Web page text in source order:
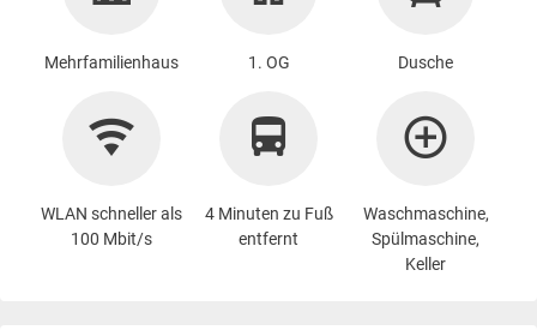
Mehrfamilienhaus 1. OG Dusche
WLAN schneller als
100 Mbit/s
4 Minuten zu Fuß
entfernt
Waschmaschine,
Spülmaschine,
Keller